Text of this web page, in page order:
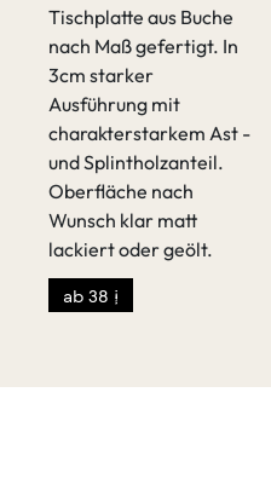
Tischplatte aus Buche
nach Maß gefertigt. In
3cm starker
Ausführung mit
charakterstarkem Ast -
und Splintholzanteil.
Oberfläche nach
Wunsch klar matt
lackiert oder geölt.
ab 38 €